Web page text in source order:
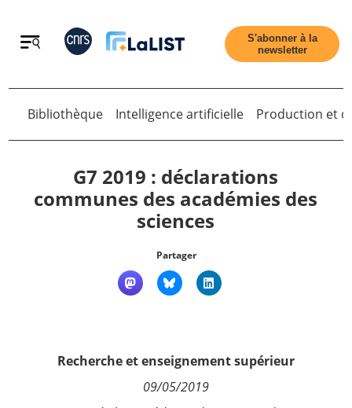
Retour
Contact
S'abonner à la
newsletter
Bibliothèque Intelligence artificielle Production et
G7 2019 : déclarations
communes des académies des
sciences
Partager
Recherche et enseignement supérieur
09/05/2019